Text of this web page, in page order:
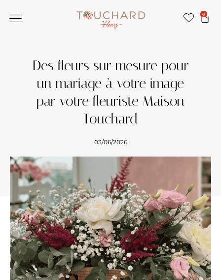
0
Des fleurs sur mesure pour
un mariage à votre image
par votre fleuriste Maison
Touchard
03/06/2026